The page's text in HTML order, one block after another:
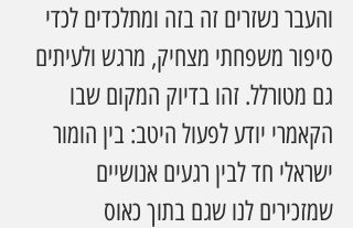
והעבר נשזרים זה בזה ומתלכדים לכדי
סיפור משפחתי מצחיק, מרגש ולעיתים
גם מטורלל. זהו בדיוק המקום שבו
הקאמרי יודע לפעול היטב: בין הומור
ישראלי חד לבין רגעים אנושיים
שמזכירים לנו שגם בתוך כאוס